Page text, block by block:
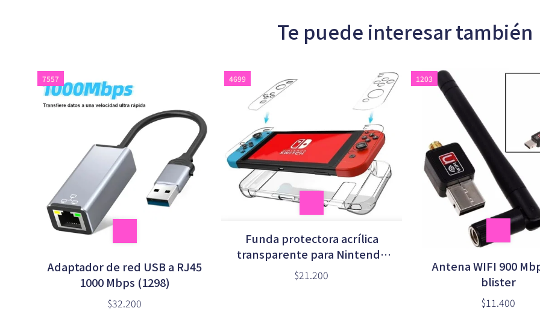
Te puede interesar también
7557
Adaptador de red USB a RJ45
1000 Mbps (1298)
$32.200
4699
Funda protectora acrílica
transparente para Nintendo
Switch en caja (6502)
$21.200
1203
Antena WIFI 900
blister
$11.400